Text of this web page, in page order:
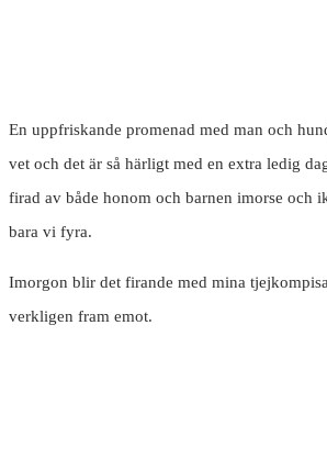
En uppfriskande promenad med man och
vet och det är så härligt med en extra ledig
firad av både honom och barnen imorse och
bara vi fyra.
Imorgon blir det firande med mina
verkligen fram emot.